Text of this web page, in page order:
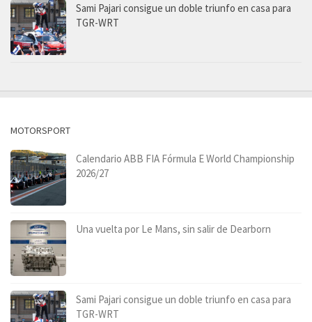
Sami Pajari consigue un doble triunfo en casa para
TGR-WRT
MOTORSPORT
Calendario ABB FIA Fórmula E World Championship
2026/27
Una vuelta por Le Mans, sin salir de Dearborn
Sami Pajari consigue un doble triunfo en casa para
TGR-WRT